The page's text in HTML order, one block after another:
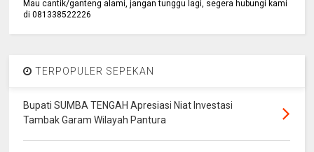
Mau cantik/ganteng alami, jangan tunggu lagi, segera hubungi kami
di 081338522226
TERPOPULER SEPEKAN
Bupati SUMBA TENGAH Apresiasi Niat Investasi
Tambak Garam Wilayah Pantura